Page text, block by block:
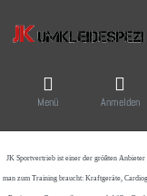
Menü Anmelden
JK Sportvertrieb ist einer der größten
man zum Training braucht: Kraftgeräte,